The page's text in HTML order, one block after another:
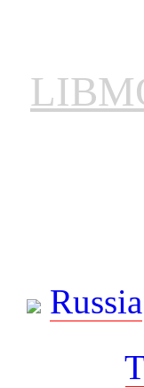
Russia